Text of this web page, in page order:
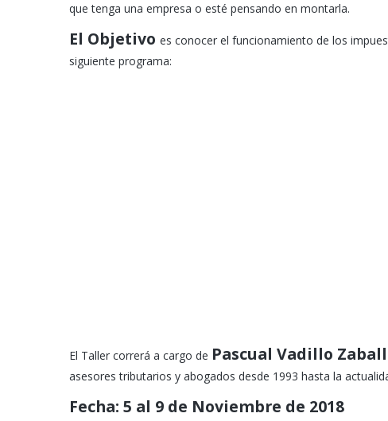
que tenga una empresa o esté pensando en montarla.
El Objetivo es conocer el funcionamiento de los
siguiente programa:
El Taller correrá a cargo de Pascual Vadillo
asesores tributarios y abogados desde 1993 hasta la
Fecha: 5 al 9 de Noviembre de 2018